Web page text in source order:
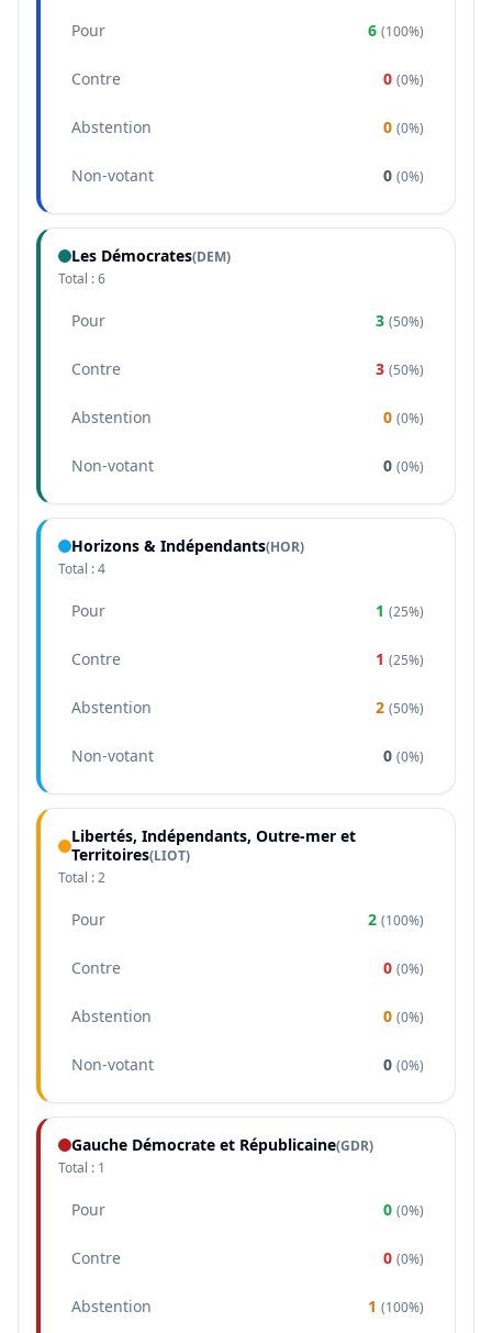
Pour 6 (100%)
Contre 0 (0%)
Abstention 0 (0%)
Non-votant 0 (0%)
Les Démocrates(DEM)
Total :6
Pour 3 (50%)
Contre 3 (50%)
Abstention 0 (0%)
Non-votant 0 (0%)
Horizons & Indépendants(HOR)
Total :4
Pour 1 (25%)
Contre 1 (25%)
Abstention 2 (50%)
Non-votant 0 (0%)
Libertés, Indépendants, Outre-mer et
Territoires(LIOT)
Total :2
Pour 2 (100%)
Contre 0 (0%)
Abstention 0 (0%)
Non-votant 0 (0%)
Gauche Démocrate et Républicaine(GDR)
Total : 1
Pour 0 (0%)
Contre 0 (0%)
Abstention 1 (100%)